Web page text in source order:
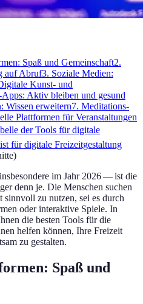
Spaß und Gemeinschaft2.
auf Abruf3. Soziale Medien:
Kunst- und
Apps: Aktiv bleiben und gesund
Wissen erweitern7. Meditations-
Plattformen für Veranstaltungen
der Tools für digitale
für digitale Freizeitgestaltung
)
im Jahr 2026 — ist die
denn je. Die Menschen suchen
zu nutzen, sei es durch
oder interaktive Spiele. In
die besten Tools für die
helfen können, Ihre Freizeit
zu gestalten.
Spaß und